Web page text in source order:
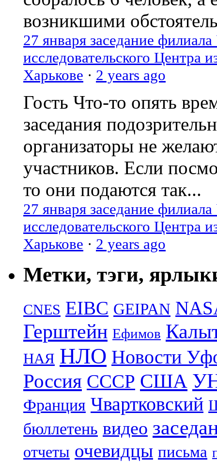
возникшими
27 января заседание
исследовательского Центра
Харькове · 2 years ago
Гость Что-то опять
заседания
организаторы не
участников. Если
то они подаются так...
27 января заседание
исследовательского Центра
Харькове · 2 years ago
Метки, тэги,
CNES EIBC GEIPAN
Герштейн Ефимов
НАЯ НЛО Новости
Россия СССР США
Франция Чвартковский
бюллетень видео
отчеты очевидцы письма